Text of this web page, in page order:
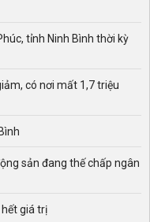
tỉnh Ninh Bình thời kỳ
có nơi mất 1,7 triệu
sản đang thế chấp ngân
giá trị